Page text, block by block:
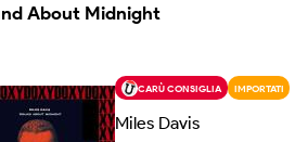
About Midnight
CARÙ CONSIGLIA IMPORTATI
Miles Davis